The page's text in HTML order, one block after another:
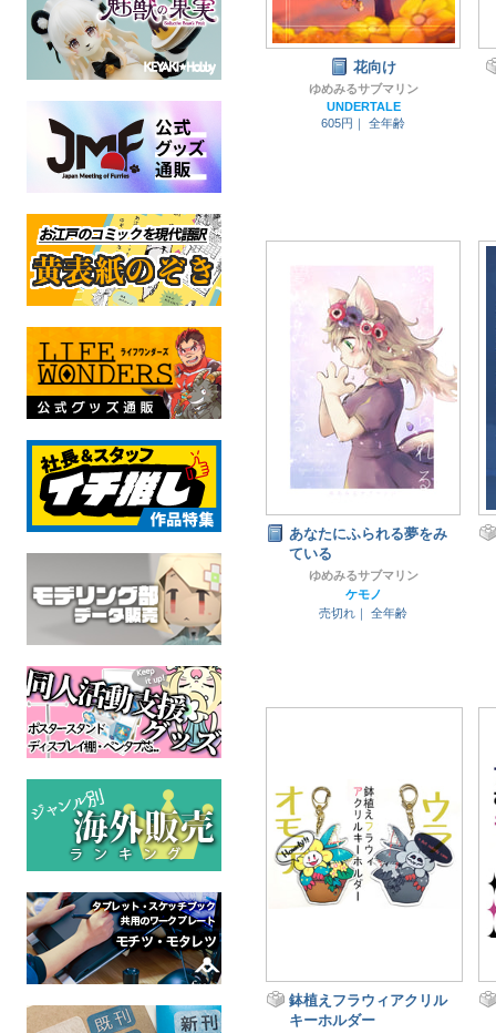
花向け
ゆめみるサブマリン
UNDERTALE
605円｜
全年齢
あなたにふられる夢をみ
ている
ゆめみるサブマリン
ケモノ
売切れ｜
全年齢
鉢植えフラウィアクリル
キーホルダー